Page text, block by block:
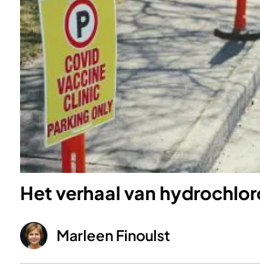
Het verhaal van
Afbeelding
Marleen Finoulst